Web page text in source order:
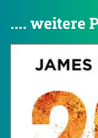
.... weitere